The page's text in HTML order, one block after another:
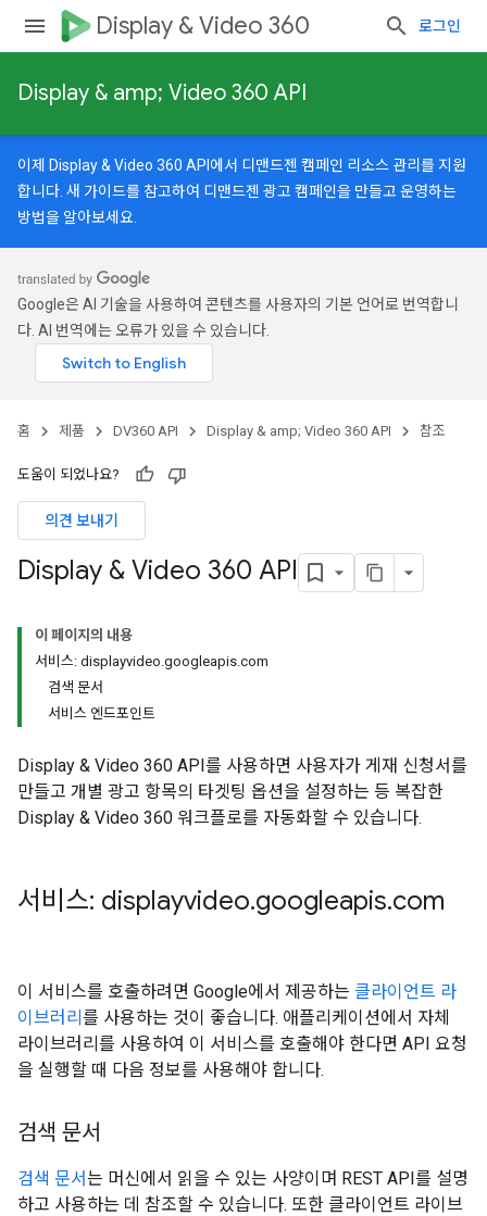
Display & Video 360 로그인
Display & amp; Video 360 API
이제 Display & Video 360 API에서 디맨드젠 캠페인 리소스 관리를 지원
합니다. 새 가이드를 참고하여 디맨드젠 광고 캠페인을 만들고 운영하는
방법을 알아보세요.
Google은 AI 기술을 사용하여 콘텐츠를 사용자의 기본 언어로 번역합니
다. AI 번역에는 오류가 있을 수 있습니다.
홈 제품 DV360 API Display & amp; Video 360 API 참조
도움이 되었나요?
의견 보내기
Display & Video 360 API
이 페이지의 내용
서비스: displayvideo.googleapis.com
검색 문서
서비스 엔드포인트
Display & Video 360 API를 사용하면 사용자가 게재 신청서를
만들고 개별 광고 항목의 타겟팅 옵션을 설정하는 등 복잡한
Display & Video 360 워크플로를 자동화할 수 있습니다.
서비스: displayvideo.googleapis.com
이 서비스를 호출하려면 Google에서 제공하는 클라이언트 라
이브러리 를 사용하는 것이 좋습니다. 애플리케이션에서 자체
라이브러리를 사용하여 이 서비스를 호출해야 한다면 API 요청
을 실행할 때 다음 정보를 사용해야 합니다.
검색 문서
검색 문서는 머신에서 읽을 수 있는 사양이며 REST API를 설명
하고 사용하는 데 참조할 수 있습니다. 또한 클라이언트 라이브